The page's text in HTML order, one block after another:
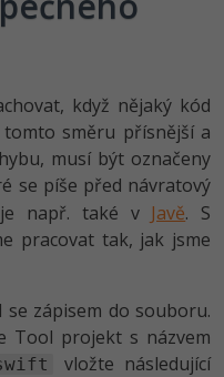
když nějaký kód
směru přísnější a
musí být označeny
se píše před návratový
např. také v Javě. S
pracovat tak, jak jsme
se zápisem do souboru.
Tool projekt s názvem
vložte následující